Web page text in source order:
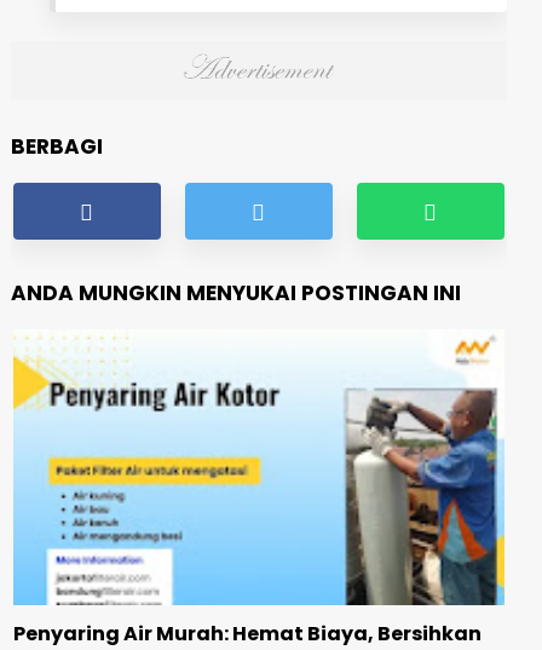
BERBAGI
ANDA MUNGKIN MENYUKAI POSTINGAN INI
Penyaring Air Murah: Hemat Biaya, Bersihkan